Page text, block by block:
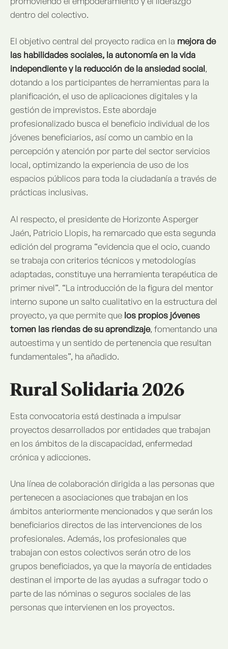
dentro del colectivo.
El objetivo central del proyecto radica en la mejora de
las habilidades sociales, la autonomía en la vida
independiente y la reducción de la ansiedad social,
dotando a los participantes de herramientas para la
planificación, el uso de aplicaciones digitales y la
gestión de imprevistos. Este abordaje
profesionalizado busca el beneficio individual de los
jóvenes beneficiarios, así como un cambio en la
percepción y atención por parte del sector servicios
local, optimizando la experiencia de uso de los
espacios públicos para toda la ciudadanía a través de
prácticas inclusivas.
Al respecto, el presidente de Horizonte Asperger
Jaén, Patricio Llopis, ha remarcado que esta segunda
edición del programa “evidencia que el ocio, cuando
se trabaja con criterios técnicos y metodologías
adaptadas, constituye una herramienta terapéutica de
primer nivel”. “La introducción de la figura del mentor
interno supone un salto cualitativo en la estructura del
proyecto, ya que permite que los propios jóvenes
tomen las riendas de su aprendizaje, fomentando una
autoestima y un sentido de pertenencia que resultan
fundamentales”, ha añadido.
Rural Solidaria 2026
Esta convocatoria está destinada a impulsar
proyectos desarrollados por entidades que trabajan
en los ámbitos de la discapacidad, enfermedad
crónica y adicciones.
Una línea de colaboración dirigida a las personas que
pertenecen a asociaciones que trabajan en los
ámbitos anteriormente mencionados y que serán los
beneficiarios directos de las intervenciones de los
profesionales. Además, los profesionales que
trabajan con estos colectivos serán otro de los
grupos beneficiados, ya que la mayoría de entidades
destinan el importe de las ayudas a sufragar todo o
parte de las nóminas o seguros sociales de las
personas que intervienen en los proyectos.